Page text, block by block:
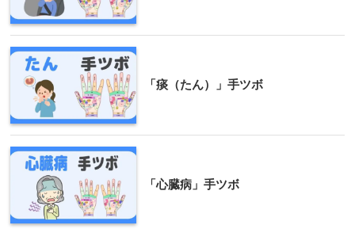
「痰（たん）」手ツボ
「心臓病」手ツボ